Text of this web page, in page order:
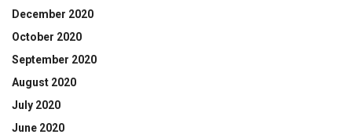
December 2020
October 2020
September 2020
August 2020
July 2020
June 2020